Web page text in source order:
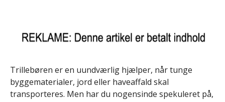
Trillebøren er en uundværlig hjælper, når tunge
byggematerialer, jord eller haveaffald skal
transporteres. Men har du nogensinde spekuleret på,